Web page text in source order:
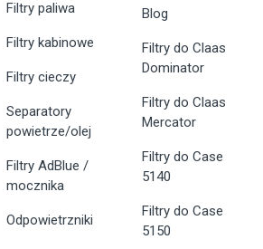
Filtry paliwa
Filtry kabinowe
Filtry cieczy
Separatory
powietrze/olej
Filtry AdBlue /
mocznika
Odpowietrzniki
Blog
Filtry do Claas
Dominator
Filtry do Claas
Mercator
Filtry do Case
5140
Filtry do Case
5150